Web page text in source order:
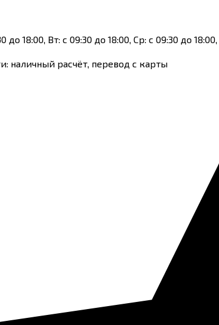
18:00, Вт: с 09:30 до 18:00, Ср: с 09:30 до
наличный расчёт, перевод с карты